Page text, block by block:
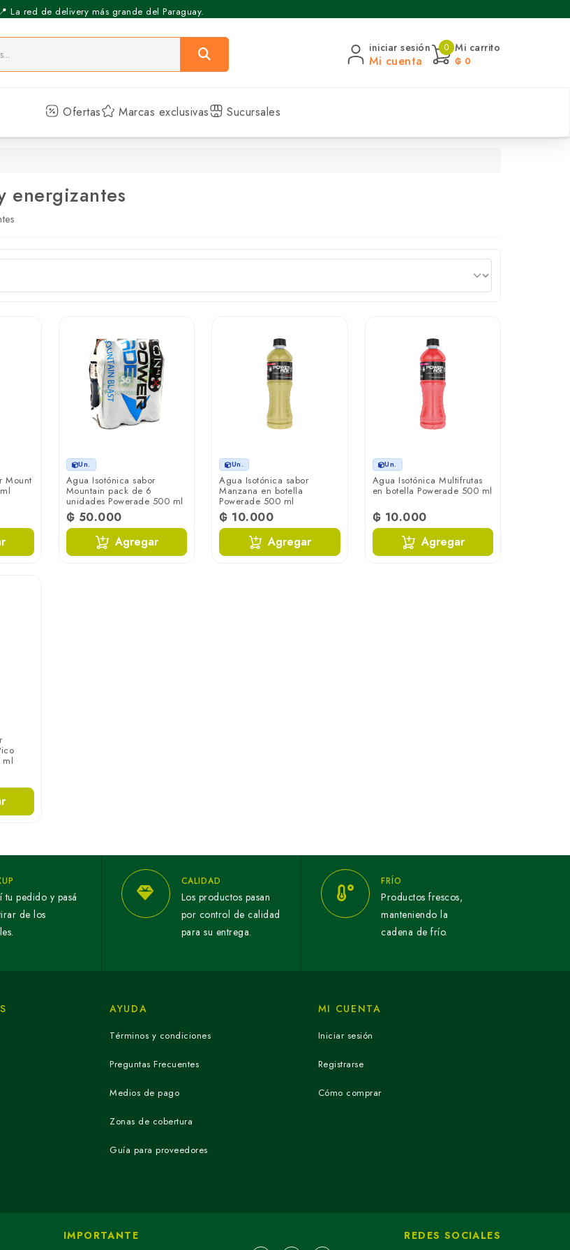
La red de delivery más grande del Paraguay.
⚡️ Pickup Express - Retirás en 30 min.
iniciar sesión
Mi cuenta
0 Mi carrito
₲ 0
Ofertas Marcas exclusivas Sucursales
energizantes
Mount
Un.
Agua Isotónica sabor
Mountain pack de 6
unidades Powerade 500 ml
₲ 50.000
Agregar
Un.
Agua Isotónica sabor
Manzana en botella
Powerade 500 ml
₲ 10.000
Agregar
Un.
Agua Isotónica Multifrutas
en botella Powerade 500 ml
₲ 10.000
Agregar
ml
tu pedido y pasá
de los
CALIDAD
Los productos pasan
por control de calidad
para su entrega.
FRÍO
Productos frescos,
manteniendo la
cadena de frío.
AYUDA
Términos y condiciones
Preguntas Frecuentes
Medios de pago
Zonas de cobertura
Guía para proveedores
MI CUENTA
Iniciar sesión
Registrarse
Cómo comprar
IMPORTANTE REDES SOCIALES